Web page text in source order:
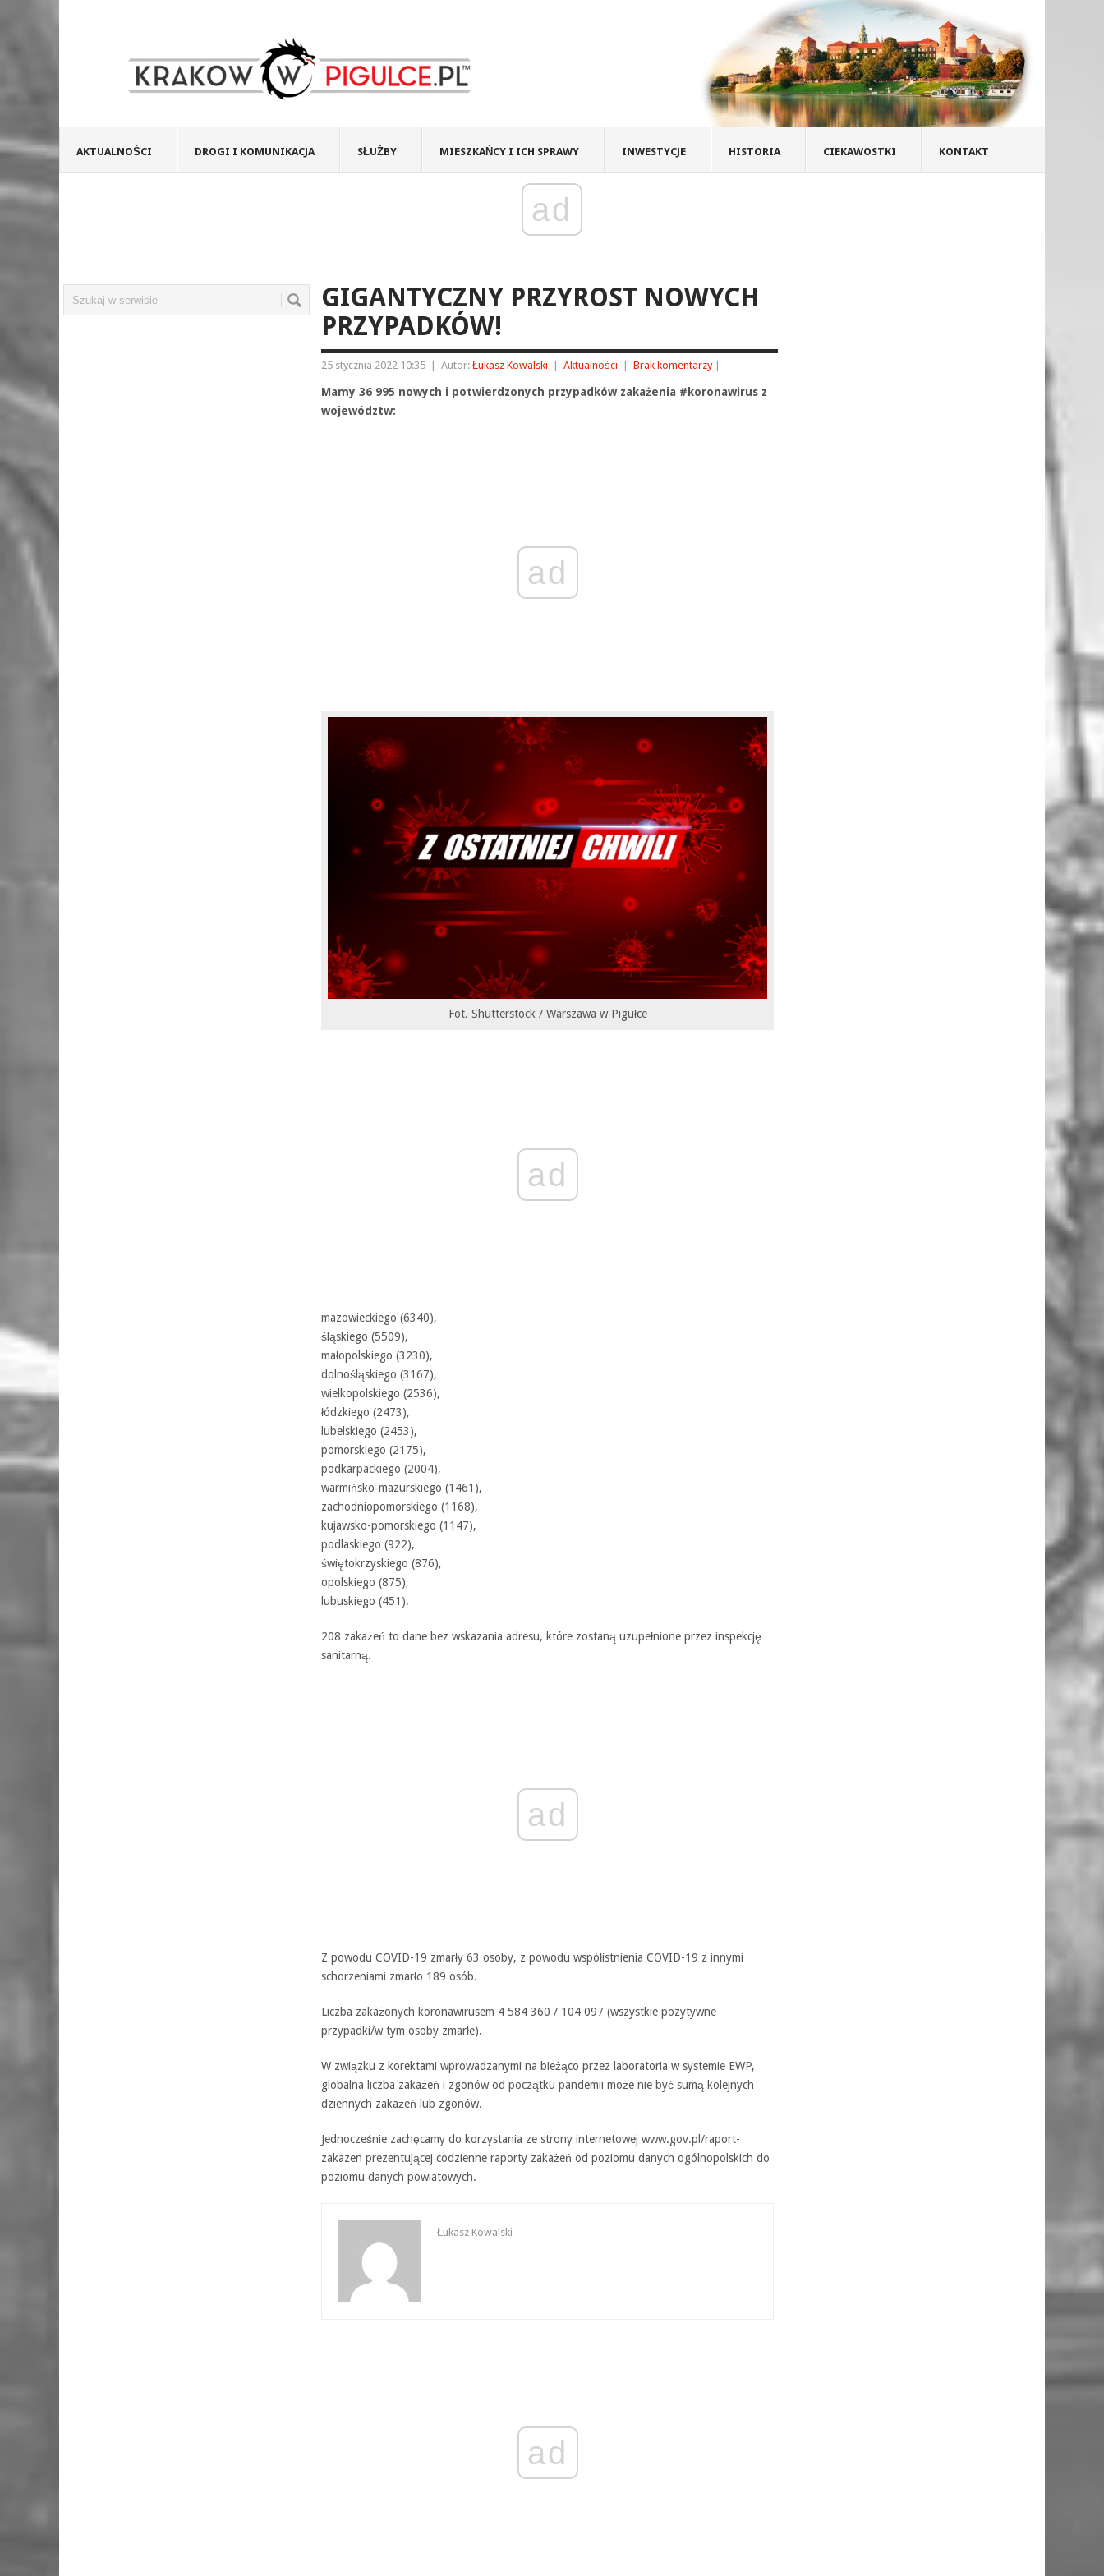
AKTUALNOŚCI DROGI I KOMUNIKACJA SŁUŻBY MIESZKAŃCY I ICH SPRAWY INWESTYCJE HISTORIA CIEKAWOSTKI KONTAKT
ad
GIGANTYCZNY PRZYROST NOWYCH
PRZYPADKÓW!
25 stycznia 2022 10:35 Autor: Łukasz Kowalski Aktualności Brak komentarzy
Mamy 36 995 nowych i potwierdzonych przypadków zakażenia #koronawirus z
województw:
ad
Fot. Shutterstock / Warszawa w Pigułce
ad
mazowieckiego (6340),
śląskiego (5509),
małopolskiego (3230),
dolnośląskiego (3167),
wielkopolskiego (2536),
łódzkiego (2473),
lubelskiego (2453),
pomorskiego (2175),
podkarpackiego (2004),
warmińsko-mazurskiego (1461),
zachodniopomorskiego (1168),
kujawsko-pomorskiego (1147),
podlaskiego (922),
świętokrzyskiego (876),
opolskiego (875),
lubuskiego (451).
208 zakażeń to dane bez wskazania adresu, które zostaną uzupełnione przez inspekcję
sanitarną.
ad
Z powodu COVID-19 zmarły 63 osoby, z powodu współistnienia COVID-19 z innymi
schorzeniami zmarło 189 osób.
Liczba zakażonych koronawirusem 4 584 360 / 104 097 (wszystkie pozytywne
przypadki/w tym osoby zmarłe).
W związku z korektami wprowadzanymi na bieżąco przez laboratoria w systemie EWP,
globalna liczba zakażeń i zgonów od początku pandemii może nie być sumą kolejnych
dziennych zakażeń lub zgonów.
Jednocześnie zachęcamy do korzystania ze strony internetowej www.gov.pl/raport-
zakazen prezentującej codzienne raporty zakażeń od poziomu danych ogólnopolskich do
poziomu danych powiatowych.
Łukasz Kowalski
ad